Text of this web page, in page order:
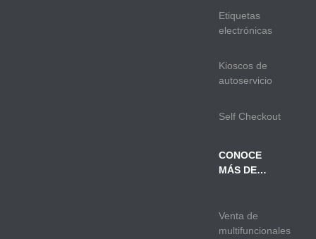
Etiquetas
electrónicas
Kioscos de
autoservicio
Self Checkout
CONOCE
MÁS DE…
Venta de
multifuncionales